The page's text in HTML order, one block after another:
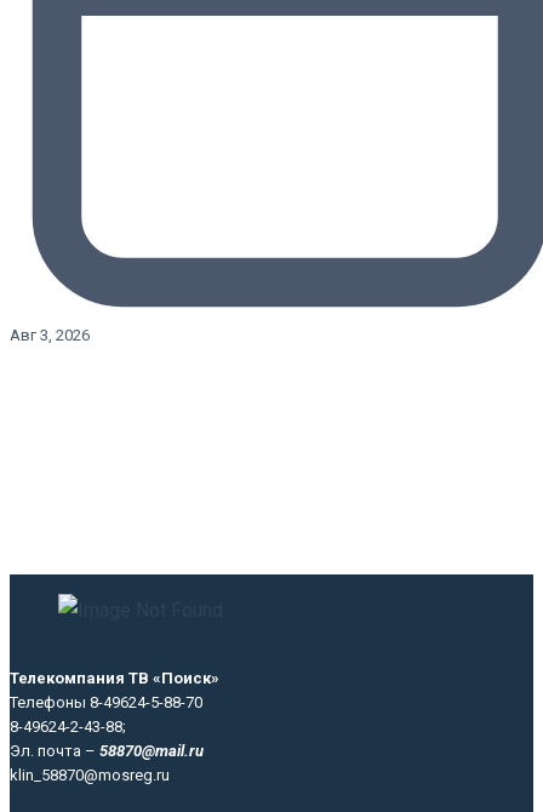
Авг 3, 2026
Телекомпания ТВ «Поиск»
Телефоны 8-49624-5-88-70
8-49624-2-43-88;
Эл. почта – 58870@mail.ru
klin_58870@mosreg.ru